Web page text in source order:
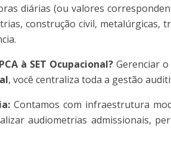
diárias (ou valores
construção civil, metalúrgicas,
à SET Ocupacional? Gerenciar
, você centraliza toda a gestão
Contamos com infraestrutura
audiometrias admissionais,